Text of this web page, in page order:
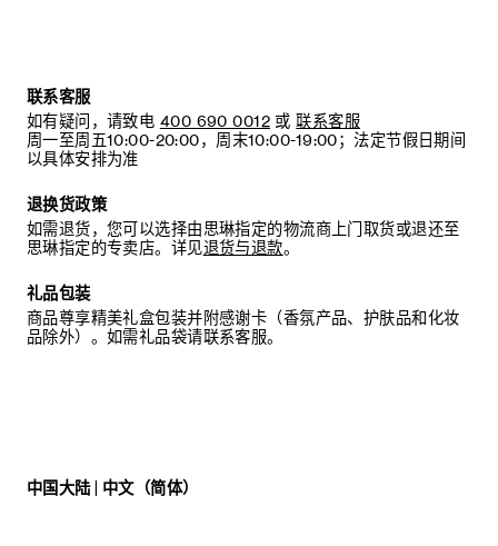
联系客服
如有疑问，请致电 400 690 0012 或 联系客服
周一至周五10:00-20:00，周末10:00-19:00；法定节假日期间
以具体安排为准
退换货政策
如需退货，您可以选择由思琳指定的物流商上门取货或退还至
思琳指定的专卖店。详见退货与退款。
礼品包装
商品尊享精美礼盒包装并附感谢卡（香氛产品、护肤品和化妆
品除外）。如需礼品袋请联系客服。
中国大陆 | 中文（简体）